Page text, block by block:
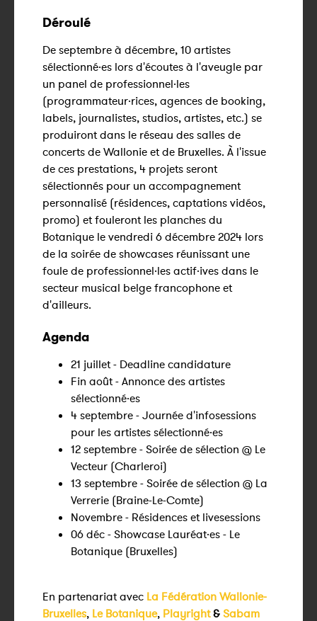
Déroulé
De septembre à décembre, 10 artistes
sélectionné·es lors d'écoutes à l'aveugle par
un panel de professionnel·les
(programmateur·rices, agences de booking,
labels, journalistes, studios, artistes, etc.) se
produiront dans le réseau des salles de
concerts de Wallonie et de Bruxelles. À l'issue
de ces prestations, 4 projets seront
sélectionnés pour un accompagnement
personnalisé (résidences, captations vidéos,
promo) et fouleront les planches du
Botanique le vendredi 6 décembre 2024 lors
de la soirée de showcases réunissant une
foule de professionnel·les actif·ives dans le
secteur musical belge francophone et
d'ailleurs.
Agenda
21 juillet - Deadline candidature
Fin août - Annonce des artistes
sélectionné·es
4 septembre - Journée d'infosessions
pour les artistes sélectionné·es
12 septembre - Soirée de sélection @ Le
Vecteur (Charleroi)
13 septembre - Soirée de sélection @ La
Verrerie (Braine-Le-Comte)
Novembre - Résidences et livesessions
06 déc - Showcase Lauréat·es - Le
Botanique (Bruxelles)
En partenariat avec La Fédération Wallonie-
Bruxelles, Le Botanique, Playright& Sabam